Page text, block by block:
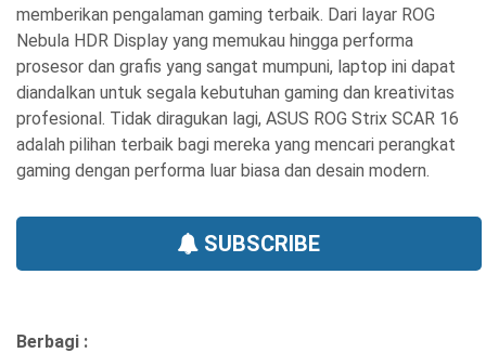
memberikan pengalaman gaming terbaik. Dari layar ROG
Nebula HDR Display yang memukau hingga performa
prosesor dan grafis yang sangat mumpuni, laptop ini dapat
diandalkan untuk segala kebutuhan gaming dan kreativitas
profesional. Tidak diragukan lagi, ASUS ROG Strix SCAR 16
adalah pilihan terbaik bagi mereka yang mencari perangkat
gaming dengan performa luar biasa dan desain modern.
SUBSCRIBE
Berbagi :